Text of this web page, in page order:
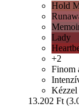
Hold
Lady
+2
Finom
Kézzel
13.202 Ft